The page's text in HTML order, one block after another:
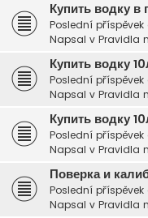
Купить водку в
Poslední příspěvek
Napsal v Pravidla
Купить водку
Poslední příspěvek
Napsal v Pravidla
Купить водку
Poslední příspěvek
Napsal v Pravidla
Поверка и
Poslední příspěvek
Napsal v Pravidla